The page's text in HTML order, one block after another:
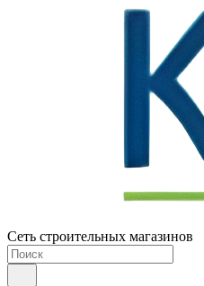
Сеть строительных магазинов